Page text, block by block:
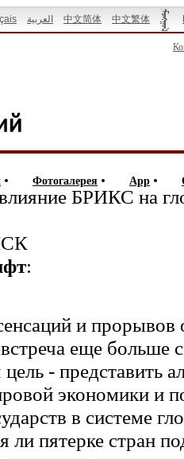
العربية 中文简体 中文繁体
Фотогалерея App
БРИКС на
:
и прорывов
еще больше
- представить
экономики и
в системе
ли пятерке стран